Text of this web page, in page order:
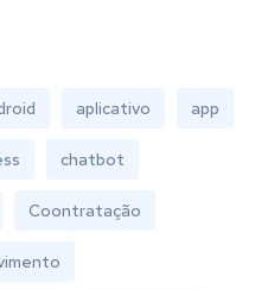
aplicativo app
chatbot
Coontratação